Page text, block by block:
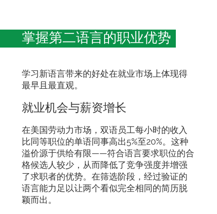
掌握第二语言的职业优势
学习新语言带来的好处在就业市场上体现得
最早且最直观。
就业机会与薪资增长
在美国劳动力市场，双语员工每小时的收入
比同等职位的单语同事高出5%至20%。这种
溢价源于供给有限——符合语言要求职位的合
格候选人较少，从而降低了竞争强度并增强
了求职者的优势。在筛选阶段，经过验证的
语言能力足以让两个看似完全相同的简历脱
颖而出。